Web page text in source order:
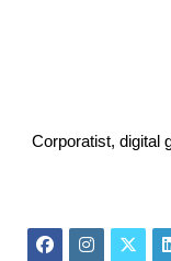
Corporatist, digital